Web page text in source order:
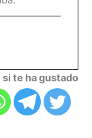
te ha gustado